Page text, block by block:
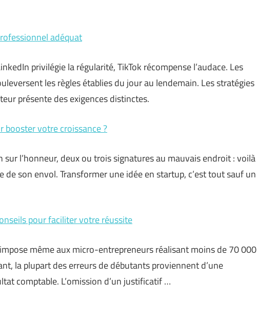
adéquat
privilégie la régularité, TikTok récompense l’audace. Les
les règles établies du jour au lendemain. Les stratégies
présente des exigences distinctes.
booster votre croissance ?
l’honneur, deux ou trois signatures au mauvais endroit : voilà
son envol. Transformer une idée en startup, c’est tout sauf un
pour faciliter votre réussite
même aux micro-entrepreneurs réalisant moins de 70 000
la plupart des erreurs de débutants proviennent d’une
comptable. L’omission d’un justificatif …